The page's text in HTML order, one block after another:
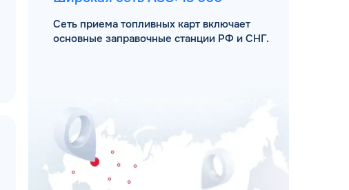
Сеть приема топливных карт включает
основные заправочные станции РФ и СНГ.